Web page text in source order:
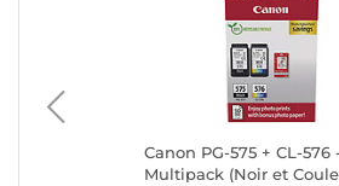
Canon PG-575 + CL-576
Multipack (Noir et